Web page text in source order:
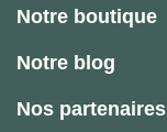
Notre boutique
Notre blog
Nos partenaires